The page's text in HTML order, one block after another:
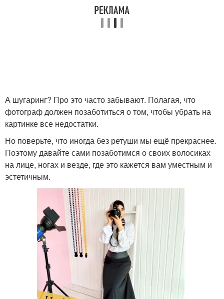
А шугаринг? Про это часто забывают. Полагая, что
фотограф должен позаботиться о том, чтобы убрать на
картинке все недостатки.
Но поверьте, что иногда без ретуши мы ещё прекраснее.
Поэтому давайте сами позаботимся о своих волосиках
на лице, ногах и везде, где это кажется вам уместным и
эстетичным.